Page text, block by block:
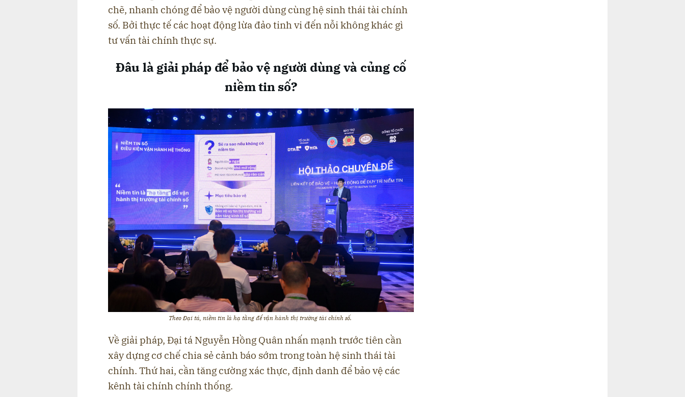
chẽ, nhanh chóng để bảo vệ người dùng cùng hệ sinh thái tài chính
số. Bởi thực tế các hoạt động lừa đảo tinh vi đến nỗi không khác gì
tư vấn tài chính thực sự.
Đâu là giải pháp để bảo vệ người dùng và củng cố
niềm tin số?
Theo Đại tá, niềm tin là hạ tầng để vận hành thị trường tài chính số.
Về giải pháp, Đại tá Nguyễn Hồng Quân nhấn mạnh trước tiên cần
xây dựng cơ chế chia sẻ cảnh báo sớm trong toàn hệ sinh thái tài
chính. Thứ hai, cần tăng cường xác thực, định danh để bảo vệ các
kênh tài chính chính thống.